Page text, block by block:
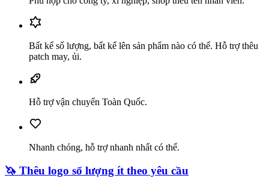
Bất kể số lượng, bất kể lên sản phẩm nào có thể. Hỗ trợ thêu
patch may, ủi.
Hỗ trợ vận chuyển Toàn Quốc.
Nhanh chóng, hỗ trợ nhanh nhất có thể.
🦄 Thêu logo số lượng ít theo yêu cầu